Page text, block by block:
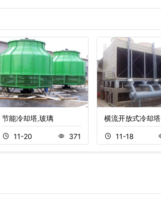
节能冷却塔,玻璃
11-20 371
横流开放式冷却塔
11-18